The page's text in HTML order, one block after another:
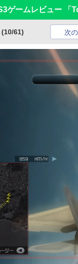
ゲームレビュー 「
(10/61) 次